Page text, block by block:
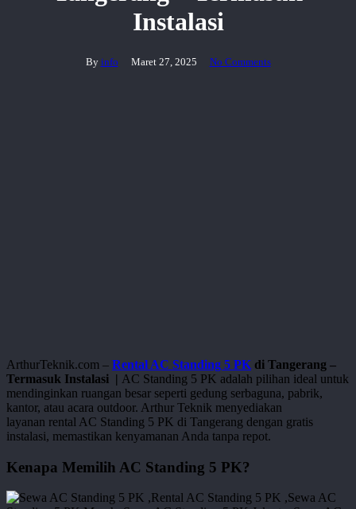
Instalasi
By info Maret 27, 2025 No Comments
ArthurTeknik.com – Rental AC Standing 5 PK di Tangerang –
Termasuk Instalasi | AC Standing 5 PK adalah pilihan ideal untuk
mendinginkan ruangan besar seperti gedung serbaguna, pabrik,
kantor, atau acara outdoor. Arthur Teknik menyediakan
layanan rental AC Standing 5 PK di Tangerang dengan gratis
instalasi, memastikan kenyamanan Anda tanpa repot.
Kenapa Memilih AC Standing 5 PK?